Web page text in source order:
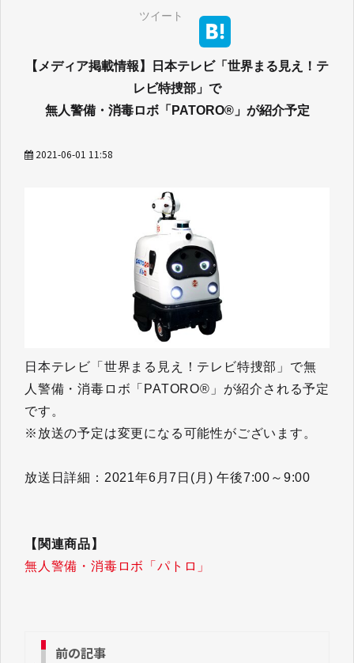
ツイート
【メディア掲載情報】日本テレビ「世界まる見え！テ
レビ特捜部」で
無人警備・消毒ロボ「PATORO®」が紹介予定
2021-06-01 11:58
日本テレビ「世界まる見え！テレビ特捜部」で無
人警備・消毒ロボ「PATORO®」が紹介される予定
です。
※放送の予定は変更になる可能性がございます。
放送日詳細：2021年6月7日(月) 午後7:00～9:00
【関連商品】
無人警備・消毒ロボ「パトロ」
前の記事